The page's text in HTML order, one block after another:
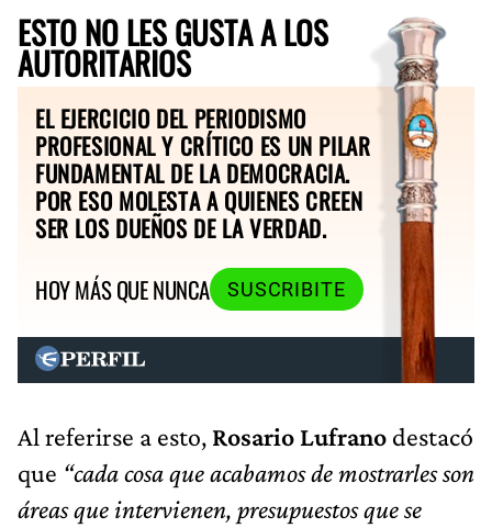
ESTO NO LES GUSTA A LOS
AUTORITARIOS
EL EJERCICIO DEL PERIODISMO
PROFESIONAL Y CRÍTICO ES UN PILAR
FUNDAMENTAL DE LA DEMOCRACIA.
POR ESO MOLESTA A QUIENES CREEN
SER LOS DUEÑOS DE LA VERDAD.
HOY MÁS QUE NUNCA
SUSCRIBITE
Al referirse a esto, Rosario Lufrano destacó
que “cada cosa que acabamos de mostrarles son
áreas que intervienen, presupuestos que se